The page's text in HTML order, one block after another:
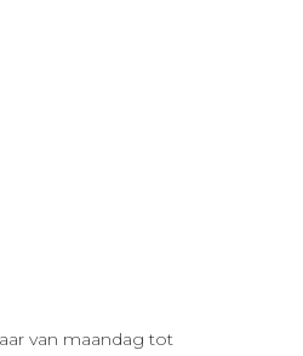
van maandag tot